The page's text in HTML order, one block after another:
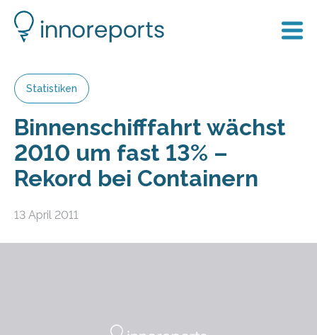
Statistiken
Binnenschifffahrt wächst
2010 um fast 13% –
Rekord bei Containern
13 April 2011